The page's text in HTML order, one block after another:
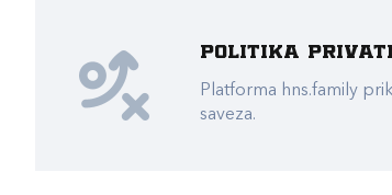
Politika
Platforma hns.family
saveza.